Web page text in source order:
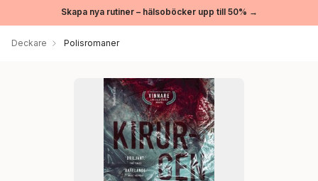
Skapa nya rutiner – hälsoböcker upp till 50% →
Deckare Polisromaner